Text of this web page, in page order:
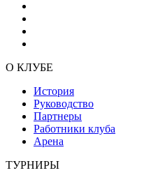
О КЛУБЕ
История
Руководство
Партнеры
Работники клуба
Арена
ТУРНИРЫ